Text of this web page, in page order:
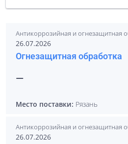
Антикоррозийная и огнезащитная
26.07.2026
Огнезащитная обработка
—
Место поставки: Рязань
Антикоррозийная и огнезащитная
26.07.2026